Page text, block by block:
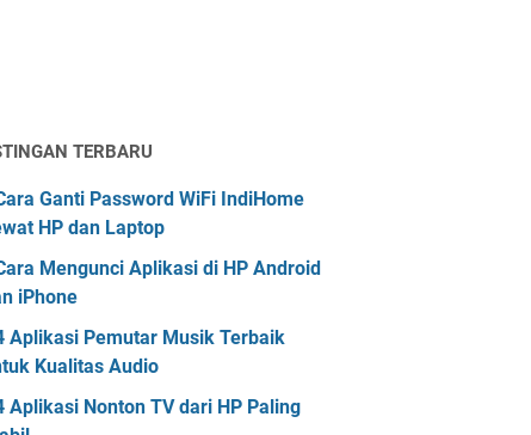
TERBARU
Ganti Password WiFi IndiHome
HP dan Laptop
Mengunci Aplikasi di HP Android
iPhone
Aplikasi Pemutar Musik Terbaik
Kualitas Audio
Aplikasi Nonton TV dari HP Paling